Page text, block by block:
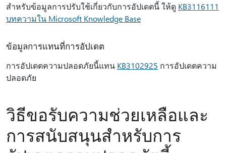
สําหรับข้อมูลการปรับใช้เกี่ยวกับการอัปเดตนี้ ให้ดู KB3116111
บทความใน Microsoft Knowledge Base
ข้อมูลการแทนที่การอัปเดต
การอัปเดตความปลอดภัยนี้แทน KB3102925 การอัปเดตความ
ปลอดภัย
วิธีขอรับความช่วยเหลือและ
การสนับสนุนสําหรับการ